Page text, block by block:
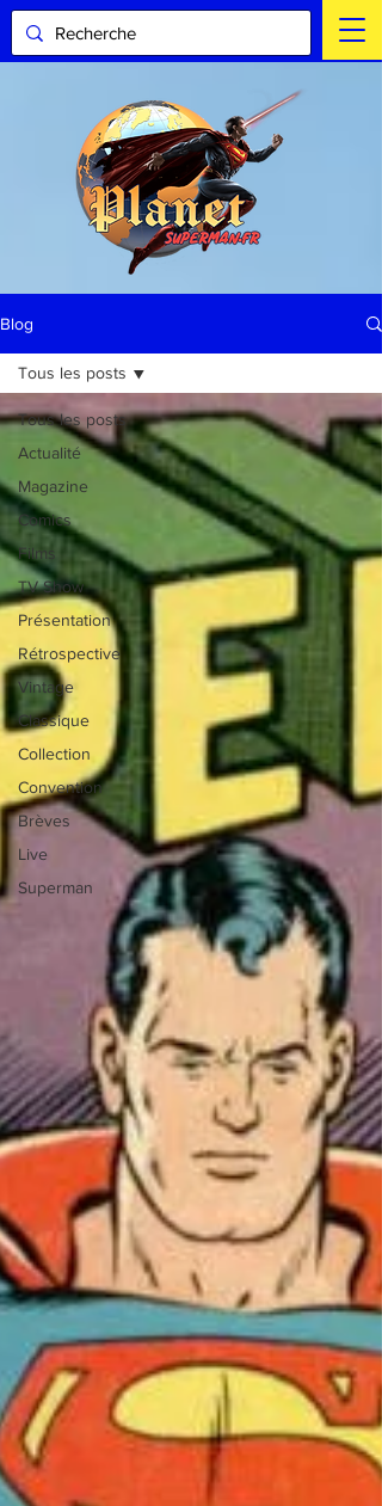
Blog
Tous les posts
Actualité
Magazine
Comics
Films
TV Show
Présentation
Rétrospective
Vintage
Classique
Collection
Convention
Brèves
Live
Superman
Tous les posts